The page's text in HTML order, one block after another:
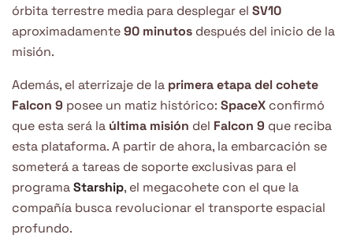
órbita terrestre media para desplegar el SV10
aproximadamente90 minutos después del inicio de la
misión.
Además, el aterrizaje de la primera etapa del cohete
Falcon 9 posee un matiz histórico: SpaceX confirmó
que esta será la última misión del Falcon 9 que reciba
esta plataforma. A partir de ahora, la embarcación se
someterá a tareas de soporte exclusivas para el
programaStarship, el megacohete con el que la
compañía busca revolucionar el transporte espacial
profundo.